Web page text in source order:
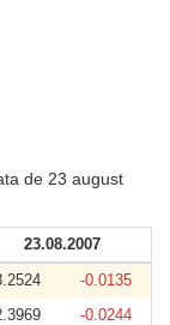
de 23 august
23.08.2007
-0.0135
-0.0244